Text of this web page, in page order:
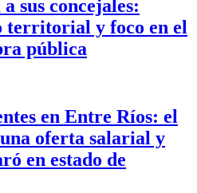
sus concejales:
territorial y foco en el
pública
en Entre Ríos: el
oferta salarial y
en estado de